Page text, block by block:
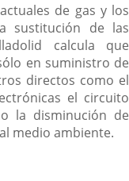
de gas y los
sustitución de las
calcula que
en suministro de
directos como el
el circuito
la disminución de
medio ambiente.